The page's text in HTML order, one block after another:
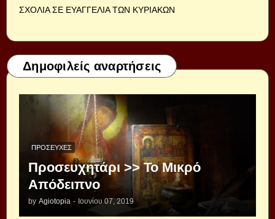
ΣΧΟΛΙΑ ΣΕ ΕΥΑΓΓΕΛΙΑ ΤΩΝ ΚΥΡΙΑΚΩΝ
Δημοφιλείς αναρτήσεις
ΠΡΟΣΕΥΧΈΣ
Προσευχητάρι >> Το Μικρό
Απόδειπνο
by Agiotopia - Ιουνίου 07, 2019